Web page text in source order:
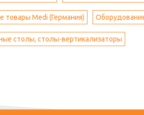
товары Medi (Германия)
столы, столы-вертикализаторы